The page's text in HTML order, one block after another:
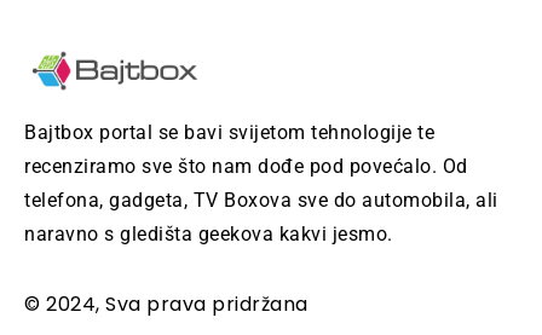
Bajtbox portal se bavi svijetom tehnologije te
recenziramo sve što nam dođe pod povećalo. Od
telefona, gadgeta, TV Boxova sve do automobila, ali
naravno s gledišta geekova kakvi jesmo.
© 2024, Sva prava pridržana